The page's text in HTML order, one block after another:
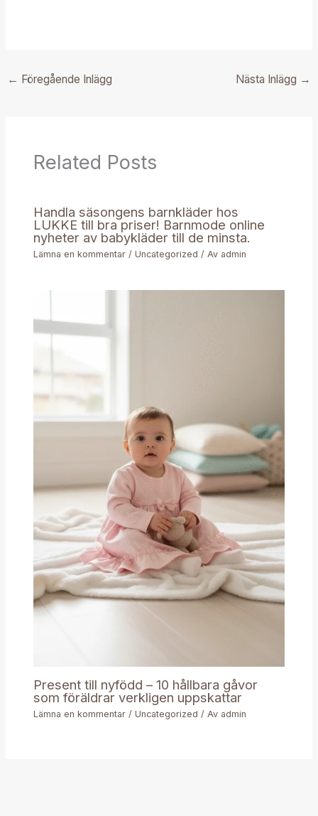
← Föregående Inlägg Nästa Inlägg →
Related Posts
Handla säsongens barnkläder hos
LUKKE till bra priser! Barnmode online
nyheter av babykläder till de minsta.
Lämna en kommentar /Uncategorized / Av admin
Present till nyfödd – 10 hållbara gåvor
som föräldrar verkligen uppskattar
Lämna en kommentar /Uncategorized / Av admin